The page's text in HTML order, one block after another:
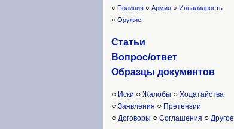
○ Полиция ○ Армия ○ Инвалидность
○ Оружие
Статьи
Вопрос/ответ
Образцы документов
○ Иски ○ Жалобы ○ Ходатайства
○ Заявления ○ Претензии
○ Договоры ○ Соглашения ○ Другое